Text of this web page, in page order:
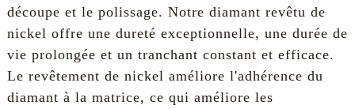
découpe et le polissage. Notre diamant revêtu de
nickel offre une dureté exceptionnelle, une durée de
vie prolongée et un tranchant constant et efficace.
Le revêtement de nickel améliore l'adhérence du
diamant à la matrice, ce qui améliore les